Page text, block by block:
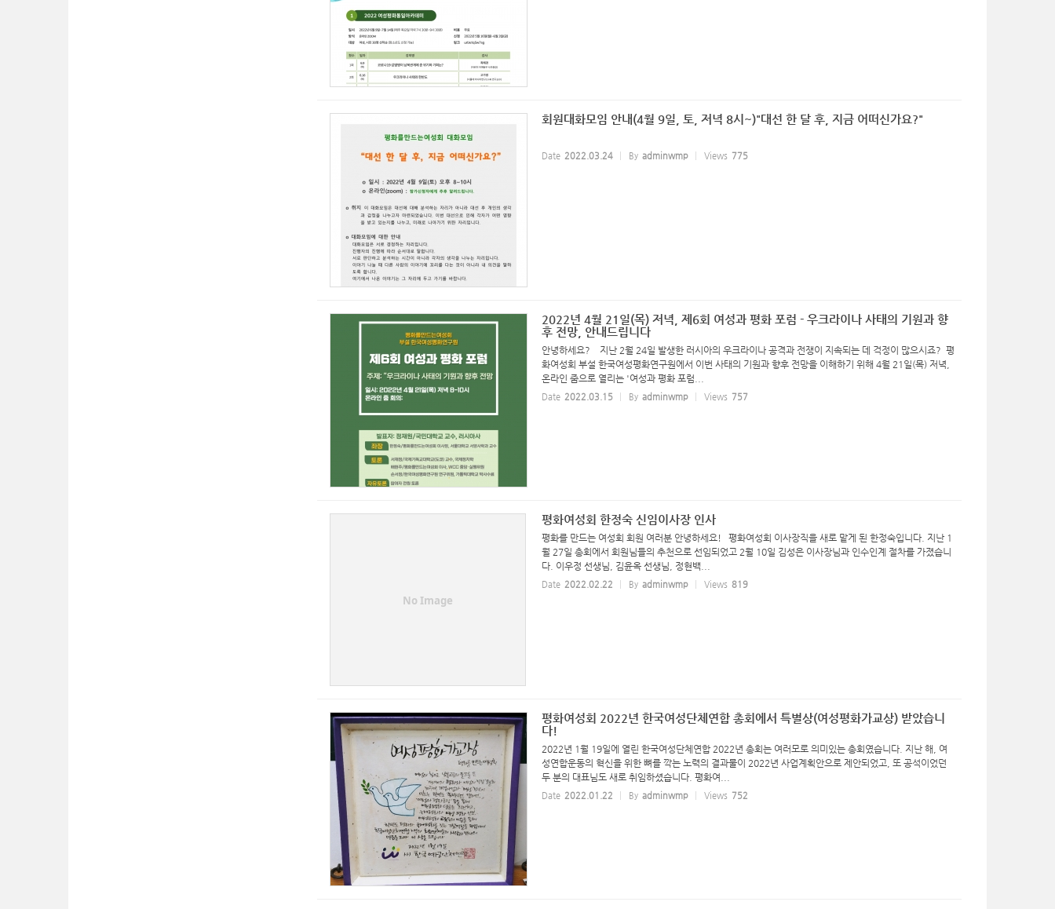
회원대화모임 안내(4월 9일, 토, 저녁 8시~)"대선 한 달 후, 지금 어떠신가요?"
Date 2022.03.24 By adminwmp Views 775
2022년 4월 21일(목) 저녁, 제6회 여성과 평화 포럼 - 우크라이나 사태의 기원과 향
후 전망, 안내드립니다
안녕하세요? 지난 2월 24일 발생한 러시아의 우크라이나 공격과 전쟁이 지속되는 데 걱정이 많으시죠? 평
화여성회 부설 한국여성평화연구원에서 이번 사태의 기원과 향후 전망을 이해하기 위해 4월 21일(목) 저녁,
온라인 줌으로 열리는 '여성과 평화 포럼...
Date 2022.03.15 By adminwmp Views 757
No Image
평화여성회 한정숙 신임이사장 인사
평화를 만드는 여성회 회원 여러분 안녕하세요! 평화여성회 이사장직을 새로 맡게 된 한정숙입니다. 지난 1
월 27일 총회에서 회원님들의 추천으로 선임되었고 2월 10일 김성은 이사장님과 인수인계 절차를 가졌습니
다. 이우정 선생님, 김윤옥 선생님, 정현백...
Date 2022.02.22 By adminwmp Views 819
평화여성회 2022년 한국여성단체연합 총회에서 특별상(여성평화가교상) 받았습니
다!
2022년 1월 19일에 열린 한국여성단체연합 2022년 총회는 여러모로 의미있는 총회였습니다. 지난 해, 여
성연합운동의 혁신을 위한 뼈를 깍는 노력의 결과물이 2022년 사업계획안으로 제안되었고, 또 공석이었던
두 분의 대표님도 새로 취임하셨습니다. 평화여...
Date 2022.01.22 By adminwmp Views 752